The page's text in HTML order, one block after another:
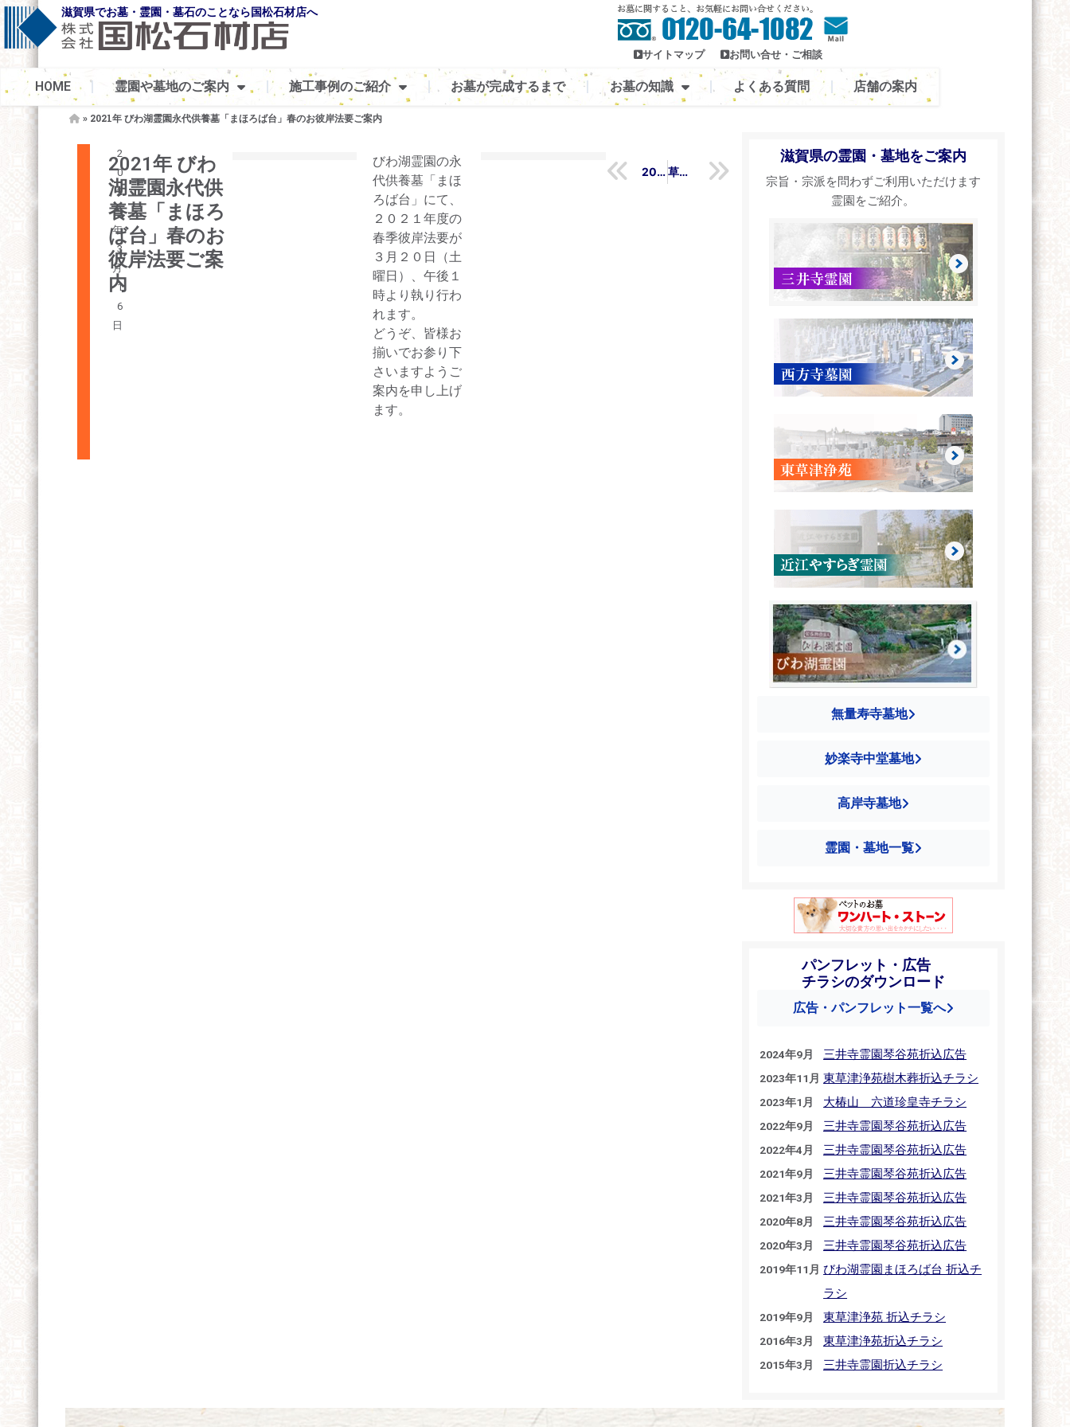
滋賀県でお墓・霊園・墓石のことなら国松石材店へ
サイトマップ お問い合せ・ご相談
HOME 霊園や墓地のご案内 施工事例のご紹介 お墓が完成するまで お墓の知識 よくある質問 店舗の案内
» 2021年 びわ湖霊園永代供養墓「まほろば台」春のお彼岸法要ご案内
2
0
2
1
年
3
月
1
6
日
2021年 びわ
湖霊園永代供
養墓「まほろ
ば台」春のお
彼岸法要ご案
内
びわ湖霊園の永
代供養墓「まほ
ろば台」にて、
２０２１年度の
春季彼岸法要が
３月２０日（土
曜日）、午後１
時より執り行わ
れます。
どうぞ、皆様お
揃いでお参り下
さいますようご
案内を申し上げ
ます。
2021年 東草津浄苑永代供養墓「春のお彼岸法要」ご案内 草津市 西方寺墓園の墓地・墓石セット
滋賀県の霊園・墓地をご案内
宗旨・宗派を問わずご利用いただけます
霊園をご紹介。
無量寿寺墓地
妙楽寺中堂墓地
高岸寺墓地
霊園・墓地一覧
パンフレット・広告
チラシのダウンロード
広告・パンフレット一覧へ
2024年9月 三井寺霊園琴谷苑折込広告
2023年11月 東草津浄苑樹木葬折込チラシ
2023年1月 大椿山 六道珍皇寺チラシ
2022年9月 三井寺霊園琴谷苑折込広告
2022年4月 三井寺霊園琴谷苑折込広告
2021年9月 三井寺霊園琴谷苑折込広告
2021年3月 三井寺霊園琴谷苑折込広告
2020年8月 三井寺霊園琴谷苑折込広告
2020年3月 三井寺霊園琴谷苑折込広告
2019年11月 びわ湖霊園まほろば台 折込チ
ラシ
2019年9月 東草津浄苑 折込チラシ
2016年3月 東草津浄苑折込チラシ
2015年3月 三井寺霊園折込チラシ